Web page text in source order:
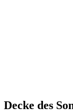
Decke des